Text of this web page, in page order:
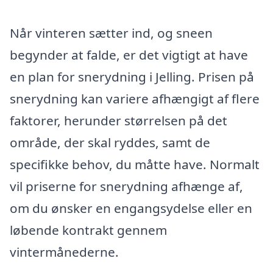
Når vinteren sætter ind, og sneen
begynder at falde, er det vigtigt at have
en plan for snerydning i Jelling. Prisen på
snerydning kan variere afhængigt af flere
faktorer, herunder størrelsen på det
område, der skal ryddes, samt de
specifikke behov, du måtte have. Normalt
vil priserne for snerydning afhænge af,
om du ønsker en engangsydelse eller en
løbende kontrakt gennem
vintermånederne.